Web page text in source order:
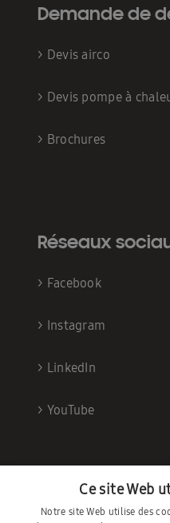
Demande de
> Devis airco
> Devis pompe à
> Brochures
Réseaux
> Facebook
> Instagram
> LinkedIn
> YouTube
Ce site Web
Notre site Web utilise des